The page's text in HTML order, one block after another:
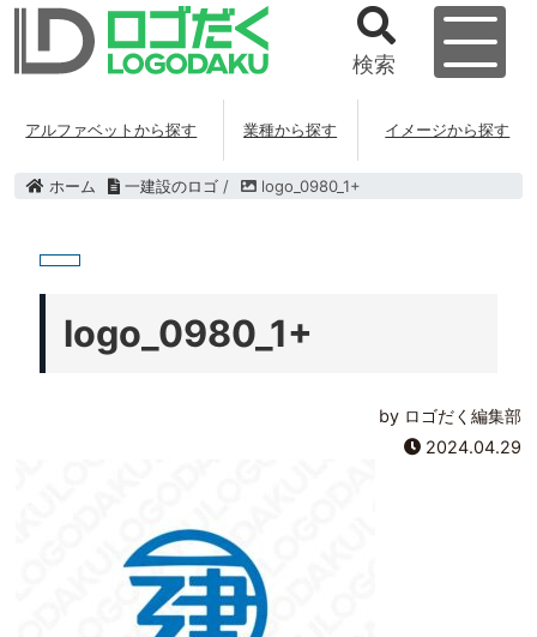
検索
アルファベットから探す 業種から探す イメージから探す
ホーム 一建設のロゴ / logo_0980_1+
logo_0980_1+
by ロゴだく編集部
2024.04.29